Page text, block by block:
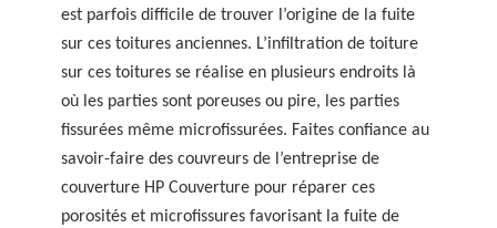
est parfois difficile de trouver l’origine de la fuite
sur ces toitures anciennes. L’infiltration de toiture
sur ces toitures se réalise en plusieurs endroits là
où les parties sont poreuses ou pire, les parties
fissurées même microfissurées. Faites confiance au
savoir-faire des couvreurs de l’entreprise de
couverture HP Couverture pour réparer ces
porosités et microfissures favorisant la fuite de